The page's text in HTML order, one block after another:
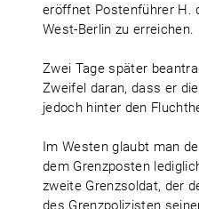
eröffnet Postenführer H.
West-Berlin zu erreichen.
Zwei Tage später
Zweifel daran, dass er
jedoch hinter den
Im Westen glaubt man
dem Grenzposten
zweite Grenzsoldat, der